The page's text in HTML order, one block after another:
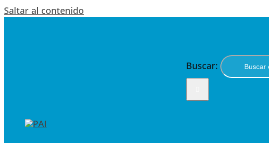
Saltar al contenido
Buscar: